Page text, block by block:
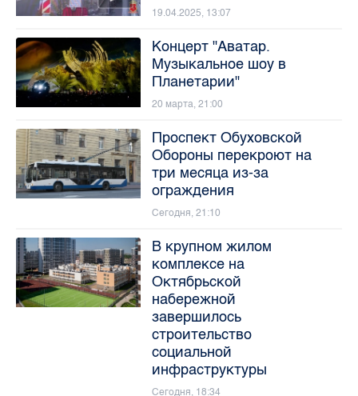
19.04.2025, 13:07
Концерт "Аватар.
Музыкальное шоу в
Планетарии"
20 марта, 21:00
Проспект Обуховской
Обороны перекроют на
три месяца из-за
ограждения
Сегодня, 21:10
В крупном жилом
комплексе на
Октябрьской
набережной
завершилось
строительство
социальной
инфраструктуры
Сегодня, 18:34